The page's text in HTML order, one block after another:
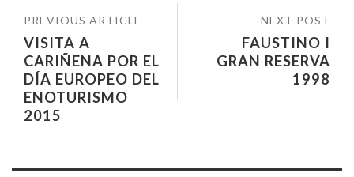
NEXT POST
FAUSTINO I
GRAN RESERVA
1998
PREVIOUS ARTICLE
VISITA A
CARIÑENA POR EL
DÍA EUROPEO DEL
ENOTURISMO
2015